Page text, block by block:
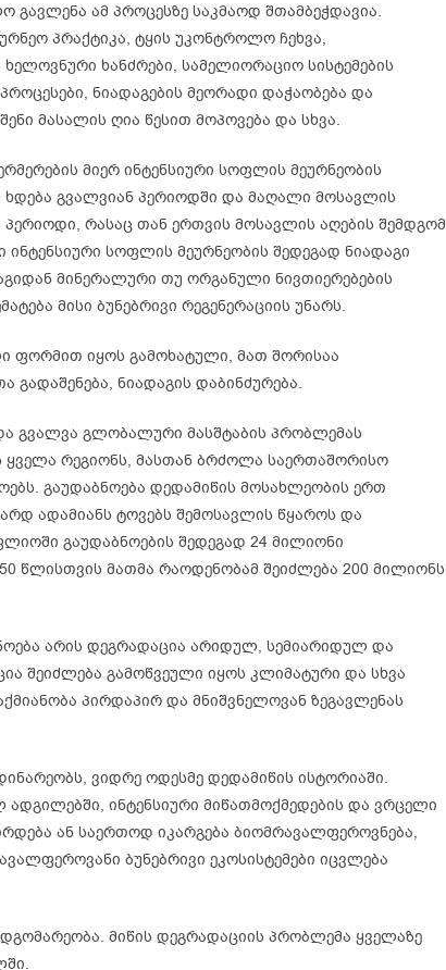
ამ პროცესზე საკმაოდ შთამბეჭდავია.
პრაქტიკა, ტყის უკონტროლო ჩეხვა,
ხანძრები, სამელიორაციო სისტემების
ნიადაგების მეორადი დაჭაობება და
მასალის ღია წესით მოპოვება და სხვა.
მიერ ინტენსიური სოფლის მეურნეობის
ხდება გვალვიან პერიოდში და მაღალი მოსავლის
პერიოდი, რასაც თან ერთვის მოსავლის აღების შემდგომ
ინტენსიური სოფლის მეურნეობის შედეგად ნიადაგი
მინერალური თუ ორგანული ნივთიერებების
მისი ბუნებრივი რეგენერაციის უნარს.
ფორმით იყოს გამოხატული, მათ შორისაა
გადაშენება, ნიადაგის დაბინძურება.
გვალვა გლობალური მასშტაბის პრობლემას
რეგიონს, მასთან ბრძოლა საერთაშორისო
გაუდაბნოება დედამიწის მოსახლეობის ერთ
ადამიანს ტოვებს შემოსავლის წყაროს და
გაუდაბნოების შედეგად 24 მილიონი
წლისთვის მათმა რაოდენობამ შეიძლება 200 მილიონს
არის დეგრადაცია არიდულ, სემიარიდულ და
შეიძლება გამოწვეული იყოს კლიმატური და სხვა
პირდაპირ და მნიშვნელოვან ზეგავლენას
ვიდრე ოდესმე დედამიწის ისტორიაში.
ინტენსიური მიწათმოქმედების და ვრცელი
ან საერთოდ იკარგება ბიომრავალფეროვნება,
ბუნებრივი ეკოსისტემები იცვლება
მიწის დეგრადაციის პრობლემა ყველაზე